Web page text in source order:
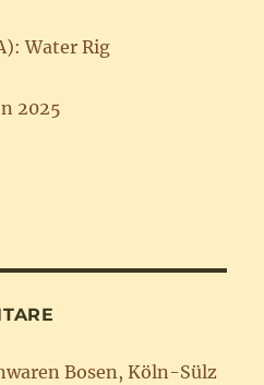
Water Rig
2025
Bosen, Köln-Sülz